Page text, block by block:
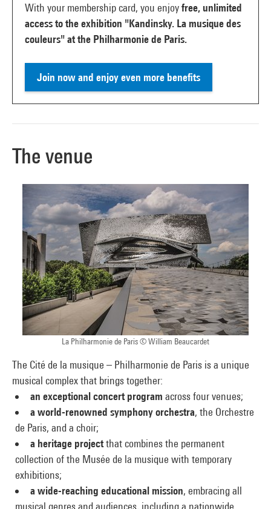
With your membership card, you enjoyfree, unlimited
access to the exhibition "Kandinsky. La musique des
couleurs" at the Philharmonie de Paris.
Join now and enjoy even more benefits
The venue
La Philharmonie de Paris © William Beaucardet
The Cité de la musique – Philharmonie de Paris is a unique
musical complex that brings together:
an exceptional concert program across four venues;
a world-renowned symphony orchestra, the Orchestre
de Paris, and a choir;
a heritage projectthat combines the permanent
collection of the Musée de la musique with temporary
exhibitions;
a wide-reaching educational mission, embracing all
musical genres and audiences, including a nationwide